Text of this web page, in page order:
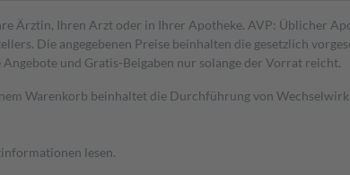
Ärztin, Ihren Arzt oder in Ihrer Apotheke. AVP: Üblicher
Die angegebenen Preise beinhalten die gesetzlich
und Gratis-Beigaben nur solange der Vorrat reicht.
Warenkorb beinhaltet die Durchführung von
lesen.